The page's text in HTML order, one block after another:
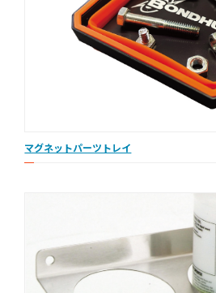
マグネットパーツトレイ